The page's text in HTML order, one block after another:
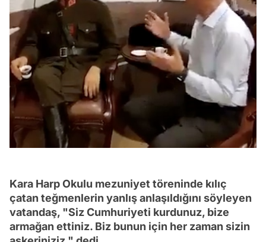
Kara Harp Okulu mezuniyet töreninde kılıç
çatan teğmenlerin yanlış anlaşıldığını söyleyen
vatandaş, "Siz Cumhuriyeti kurdunuz, bize
armağan ettiniz. Biz bunun için her zaman sizin